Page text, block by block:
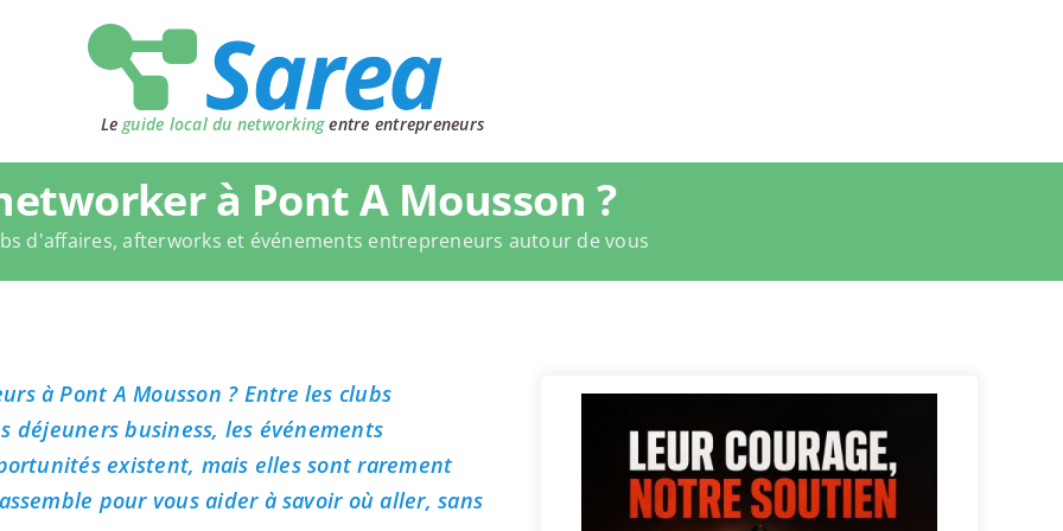
Le guide local du networkingentre entrepreneurs
à Pont A Mousson ?
d'affaires, afterworks et événements entrepreneurs autour de vous
à Pont A Mousson ? Entre les clubs
déjeuners business, les événements
existent, mais elles sont rarement
pour vous aider à savoir où aller, sans